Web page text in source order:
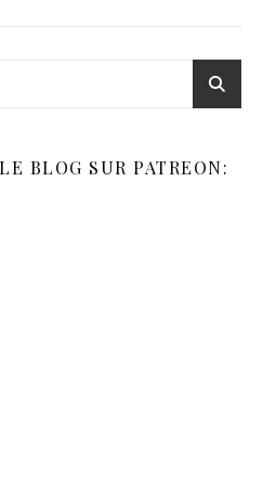
BLOG SUR PATREON: